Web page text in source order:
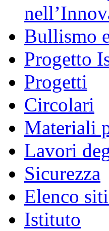
Bullismo
Progetto
Progetti
Circolari
Materiali
Lavori
Sicurezza
Elenco
Istituto